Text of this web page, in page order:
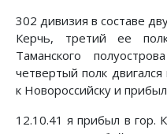
302 дивизия в составе
Керчь, третий ее
Таманского
четвертый полк
к Новороссийску и
12.10.41 я прибыл в гор.